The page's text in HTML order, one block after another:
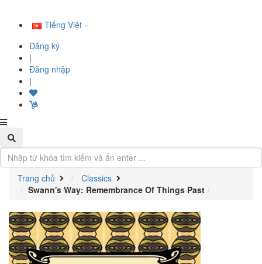
Tiếng Việt
Đăng ký
|
Đăng nhập
|
Trang chủ
Classics
Swann's Way: Remembrance Of Things Past